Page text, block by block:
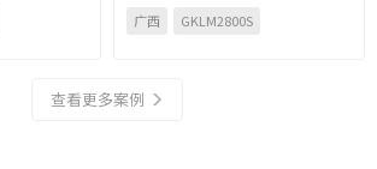
广西 GKLM2800S
查看更多案例